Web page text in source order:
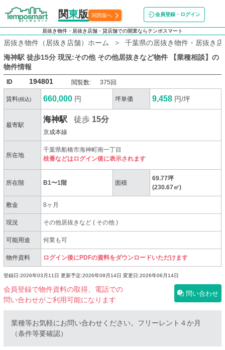
関東版 関西版へ 会員登録・ログイン
居抜き物件・居抜き店舗・貸店舗での開業ならテンポスマート
居抜き物件（居抜き店舗）ホーム
千葉県の居抜き物件・居抜き
海神駅 徒歩15分 現況:その他 その他居抜きなど物件 【業種相談】 の
物件情報
ID 194801 閲覧数: 375回
賃料(税込) 660,000 円 坪単価 9,458 円/坪
最寄駅
海神駅 徒歩 15分
京成本線
所在地
千葉県船橋市海神町南一丁目
枝番などはログイン後に表示されます
所在階 B1〜1階 面積
69.77坪
(230.67㎡)
敷金 8ヶ月
現況 その他居抜きなど( その他)
可能用途 何業も可
物件資料 ログイン後にPDFの資料をダウンロードいただけます
登録日:2026年03月11日 更新予定:2026年09月14日 変更日:2026年06月14日
会員登録で物件資料の取得、電話での
問い合わせがご利用可能になります
問い合わせ
業種等お気軽にお問い合わせください。フリーレント４か月
（条件等要確認）